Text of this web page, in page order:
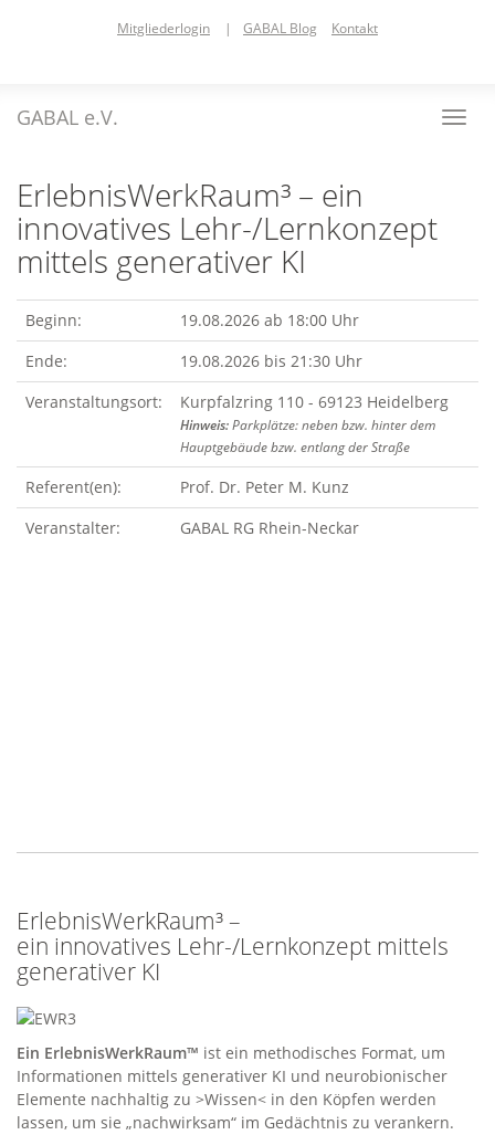
Mitgliederlogin | GABAL Blog Kontakt
GABAL e.V.
ErlebnisWerkRaum³ – ein
innovatives Lehr-/Lernkonzept
mittels generativer KI
Beginn:
19.08.2026 ab 18:00 Uhr
Ende:
19.08.2026 bis 21:30 Uhr
Veranstaltungsort:
Kurpfalzring 110 - 69123 Heidelberg
Hinweis:Parkplätze: neben bzw. hinter dem
Hauptgebäude bzw. entlang der Straße
Referent(en):
Prof. Dr. Peter M. Kunz
Veranstalter:
GABAL RG Rhein-Neckar
ErlebnisWerkRaum³ –
ein innovatives Lehr-/Lernkonzept mittels
generativer KI
Ein ErlebnisWerkRaum™ ist ein methodisches Format, um
Informationen mittels generativer KI und neurobionischer
Elemente nachhaltig zu >Wissen< in den Köpfen werden
lassen, um sie „nachwirksam“ im Gedächtnis zu verankern.